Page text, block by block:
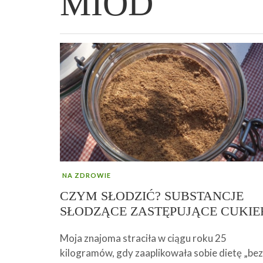
WIELKANOCNA BABKA DROŻDŻOWA –
„TRZYGODZINNA”
„PRZEMIANA” PODRÓŻ DO SIŁY I
WOLNOŚCI :)
GENIALNY ZAKWAS Z BURAKÓW
ROBOTY – WZMACNIA KREW I
AFIRMACJE – TWORZENIE DOBREGO
ŻYCIA!
NA ZDROWIE
CZYM SŁODZIĆ? SUBSTANCJE
SŁODZĄCE ZASTĘPUJĄCE
Moja znajoma straciła w ciągu roku 25
kilogramów, gdy zaaplikowała sobie dietę „bez